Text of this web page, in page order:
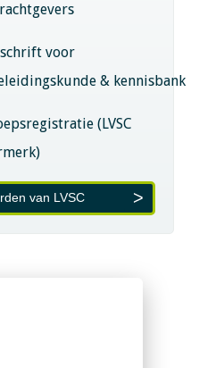
voor
& kennisbank
(LVSC
van LVSC